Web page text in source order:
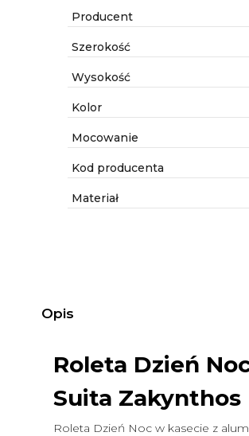
Producent
Szerokość
Wysokość
Kolor
Mocowanie
Kod producenta
Materiał
Opis
Roleta Dzień
Suita Zakynthos
Roleta Dzień Noc w kasecie z